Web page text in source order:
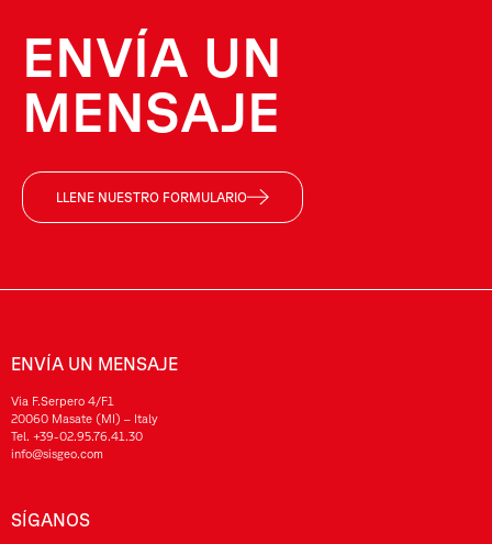
ENVÍA UN
MENSAJE
LLENE NUESTRO FORMULARIO
ENVÍA UN MENSAJE
Via F.Serpero 4/F1
20060 Masate (MI) – Italy
Tel. +39-02.95.76.41.30
info@sisgeo.com
SÍGANOS